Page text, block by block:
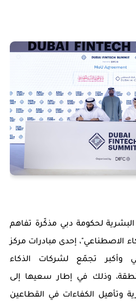
البشرية لحكومة دبي مذكّرة تفاهم
الاصطناعي"، إحدى مبادرات مركز
وأكبر تجمّع لشركات الذكاء
وذلك في إطار سعيها إلى
وتأهيل الكفاءات في القطاعين